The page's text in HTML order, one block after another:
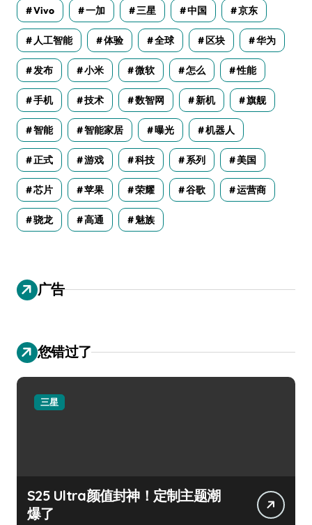
Vivo 一加 三星 中国 京东
人工智能 体验 全球 区块 华为
发布 小米 微软 怎么 性能
手机 技术 数智网 新机 旗舰
智能 智能家居 曝光 机器人
正式 游戏 科技 系列 美国
芯片 苹果 荣耀 谷歌 运营商
骁龙 高通 魅族
广告
您错过了
三星
S25 Ultra颜值封神！定制主题潮
爆了